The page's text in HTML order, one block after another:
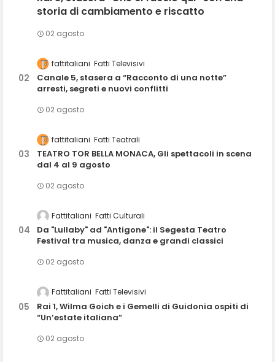
storia di cambiamento e riscatto
02 agosto
fattitaliani Fatti Televisivi
Canale 5, stasera a “Racconto di una notte”
arresti, segreti e nuovi conflitti
02 agosto
fattitaliani Fatti Teatrali
TEATRO TOR BELLA MONACA, Gli spettacoli in scena
dal 4 al 9 agosto
02 agosto
Fattitaliani Fatti Culturali
Da "Lullaby" ad "Antigone": il Segesta Teatro
Festival tra musica, danza e grandi classici
02 agosto
Fattitaliani Fatti Televisivi
Rai 1, Wilma Goich e i Gemelli di Guidonia ospiti di
“Un’estate italiana”
02 agosto